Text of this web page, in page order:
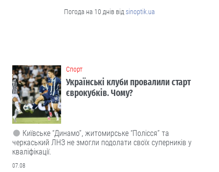
Погода на 10 днів від sinoptik.ua
Cпорт
Українські клуби провалили старт
єврокубків. Чому?
Київське “Динамо”, житомирське “Полісся” та
черкаський ЛНЗ не змогли подолати своїх суперників у
кваліфікації.
07.08